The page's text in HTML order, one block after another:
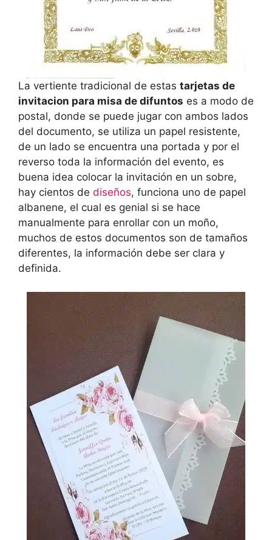
La vertiente tradicional de estas tarjetas de
invitacion para misa de difuntos es a modo de
postal, donde se puede jugar con ambos lados
del documento, se utiliza un papel resistente,
de un lado se encuentra una portada y por el
reverso toda la información del evento, es
buena idea colocar la invitación en un sobre,
hay cientos de diseños, funciona uno de papel
albanene, el cual es genial si se hace
manualmente para enrollar con un moño,
muchos de estos documentos son de tamaños
diferentes, la información debe ser clara y
definida.